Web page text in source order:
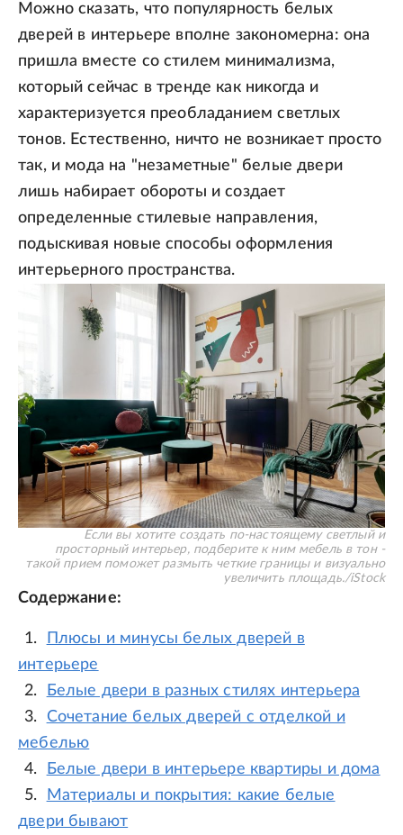
Можно сказать, что популярность белых
дверей в интерьере вполне закономерна: она
пришла вместе со стилем минимализма,
который сейчас в тренде как никогда и
характеризуется преобладанием светлых
тонов. Естественно, ничто не возникает просто
так, и мода на "незаметные" белые двери
лишь набирает обороты и создает
определенные стилевые направления,
подыскивая новые способы оформления
интерьерного пространства.
Если вы хотите создать по-настоящему светлый и
просторный интерьер, подберите к ним мебель в тон -
такой прием поможет размыть четкие границы и визуально
увеличить площадь./iStock
Содержание:
Плюсы и минусы белых дверей в
интерьере
Белые двери в разных стилях интерьера
Сочетание белых дверей с отделкой и
мебелью
Белые двери в интерьере квартиры и дома
Материалы и покрытия: какие белые
двери бывают